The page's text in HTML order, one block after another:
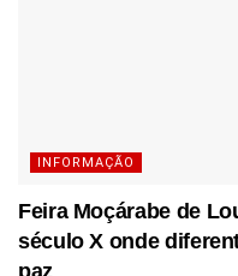
INFORMAÇÃO
Feira Moçárabe de
século X onde
paz